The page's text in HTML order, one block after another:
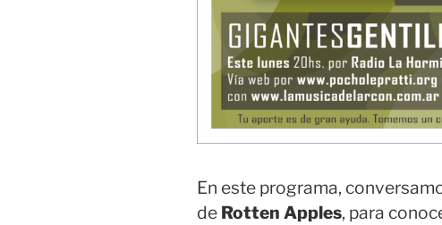
En este programa,
de Rotten Apples, para